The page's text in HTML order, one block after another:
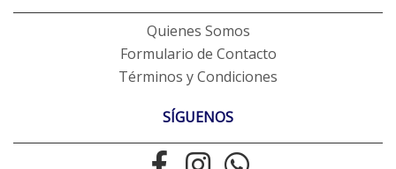
Quienes Somos
Formulario de Contacto
Términos y Condiciones
SÍGUENOS